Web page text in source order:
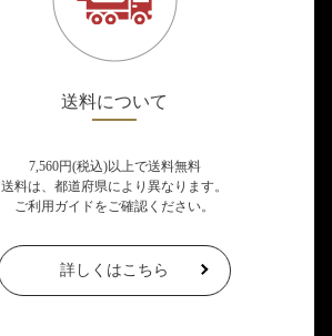
送料について
7,560円(税込)以上で送料無料
送料は、都道府県により異なります。
ご利用ガイドをご確認ください。
詳しくはこちら